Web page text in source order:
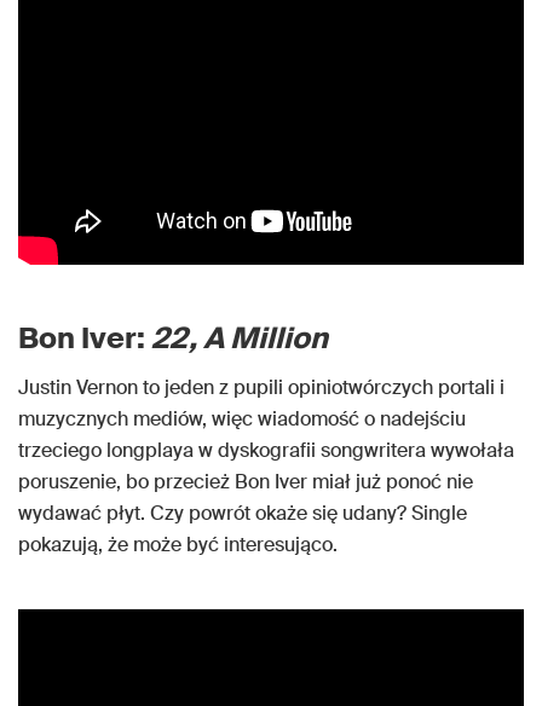
Bon Iver:22, A Million
Justin Vernon to jeden z pupili opiniotwórczych portali i
muzycznych mediów, więc wiadomość o nadejściu
trzeciego longplaya w dyskografii songwritera wywołała
poruszenie, bo przecież Bon Iver miał już ponoć nie
wydawać płyt. Czy powrót okaże się udany? Single
pokazują, że może być interesująco.